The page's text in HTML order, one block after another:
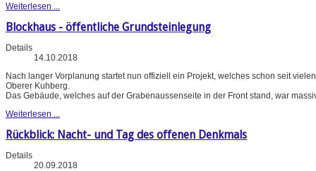
Weiterlesen ...
Blockhaus - öffentliche Grundsteinlegung
Details
14.10.2018
Nach langer Vorplanung startet nun offiziell ein Projekt, welches schon seit
Oberer Kuhberg.
Das Gebäude, welches auf der Grabenaussenseite in der Front stand, war
Weiterlesen ...
Rückblick: Nacht- und Tag des offenen Denkmals
Details
20.09.2018